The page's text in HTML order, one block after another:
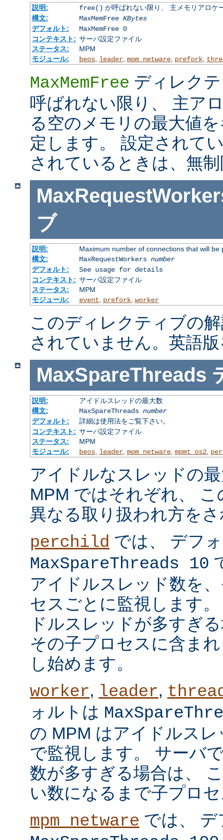
説明: free() が呼ばれない限り、 主メモリアロケ
構文:
MaxMemFree KBytes
デフォルト:
MaxMemFree 0
コンテキスト: サーバ設定ファイル
ステータス:
MPM
モジュール:
beos, leader, mpm_netware, prefork,
MaxMemFree ディレク
呼ばれない限り、 主ア
る空のメモリの最大値
定します。 設定されて
されているときは、無
ブ
説明:
Maximum number of connections that will be
構文:
MaxRequestWorkers number
デフォルト:
See usage for details
コンテキスト: サーバ設定ファイル
ステータス:
MPM
モジュール:
event prefork, worker
このディレクティブの
されていません。英語
MaxSpareThreads
説明:
アイドルスレッドの最大数
構文:
MaxSpareThreads number
デフォルト:
詳細は使用法をご覧下さい。
コンテキスト: サーバ設定ファイル
ステータス:
MPM
モジュール:
beos, leader, mpm_netware, mpmt_os2,
アイドルなスレッドの
MPM ではそれぞれ、
異なる取り扱われ方を
perchild では、 デフ
MaxSpareThreads 10
アイドルスレッド数を
セスごとに監視します
ドルスレッドが多すぎ
その子プロセスに含ま
し始めます。
worker, leader,
ォルトは
の MPM はアイドルス
で監視します。 サーバ
数が多すぎる場合は、
い数になるまで子プロ
mpm_netware では、